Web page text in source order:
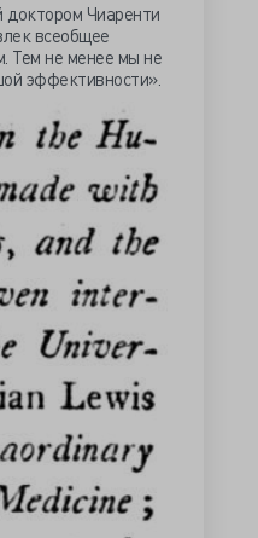
Чиаренти
всеобщее
Тем не менее мы не
эффективности».